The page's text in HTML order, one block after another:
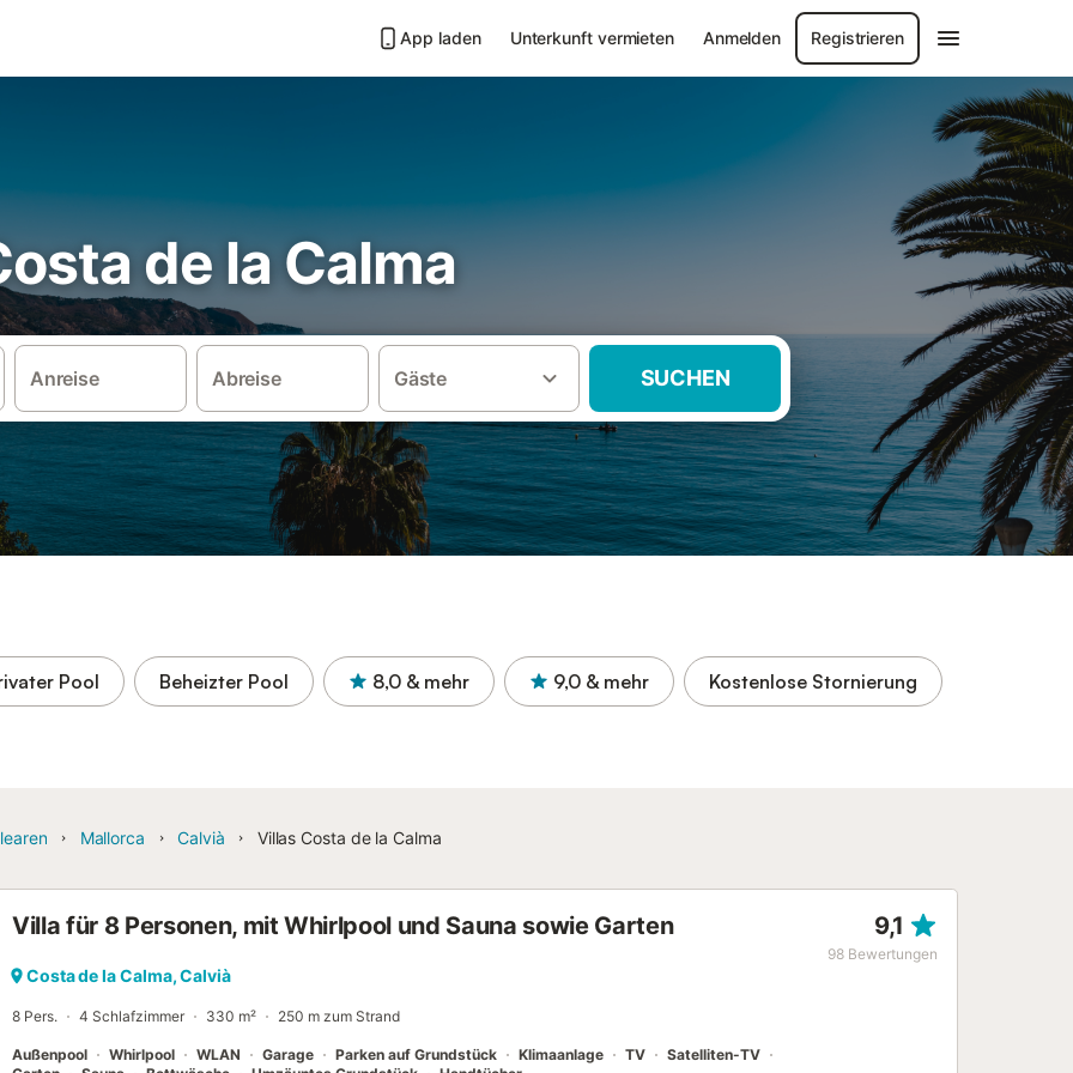
App laden Unterkunft vermieten Anmelden Registrieren
de la Calma
Anreise Abreise Gäste SUCHEN
Pool Beheizter Pool 8,0 & mehr 9,0 & mehr Kostenlose Stornierung
Mallorca Calvià Villas Costa de la Calma
Villa für 8 Personen, mit Whirlpool und Sauna sowie Garten 9,1
98 Bewertungen
Costa de la Calma, Calvià
8 Pers. 4 Schlafzimmer 330 m² 250 m zum Strand
Außenpool Whirlpool WLAN Garage Parken auf Grundstück Klimaanlage TV
Satelliten-TV